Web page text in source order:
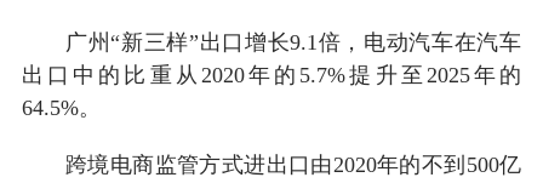
广州“新三样”出口增长9.1倍，电动汽车在汽车
出口中的比重从2020年的5.7%提升至2025年的
64.5%。
跨境电商监管方式进出口由2020年的不到500亿